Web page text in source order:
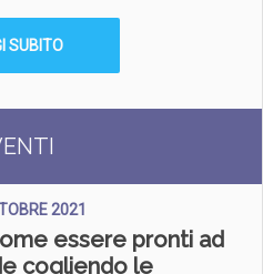
SUBITO
2021
essere pronti ad
cogliendo le